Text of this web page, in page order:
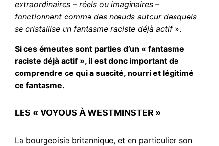
extraordinaires – réels ou imaginaires –
fonctionnent comme des nœuds autour desquels
se cristallise un fantasme raciste déjà actif ».
Si ces émeutes sont parties d’un « fantasme
raciste déjà actif », il est donc important de
comprendre ce qui a suscité, nourri et légitimé
ce fantasme.
LES « VOYOUS À WESTMINSTER »
La bourgeoisie britannique, et en particulier son